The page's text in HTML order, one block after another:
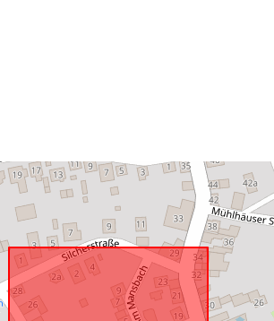
com:
uriRef: